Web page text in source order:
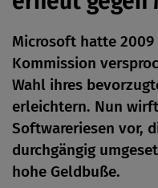
Microsoft hatte 2009
Kommission
Wahl ihres
erleichtern. Nun
Softwareriesen vor,
durchgängig
hohe Geldbuße.